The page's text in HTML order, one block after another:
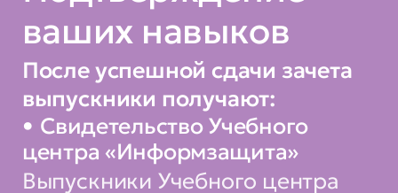
ПАК "КриптоПро TSP" версии
2.0, КриптоПро SVS;
осуществлять настройку ПАК
"КриптоПро OCSP" версии 2.0,
ПАК "КриптоПро TSP" версии
2.0, КриптоПро SVS;
ваших навыков
После успешной сдачи зачета
выпускники получают:
Свидетельство Учебного
центра «Информзащита»
Выпускники Учебного центра